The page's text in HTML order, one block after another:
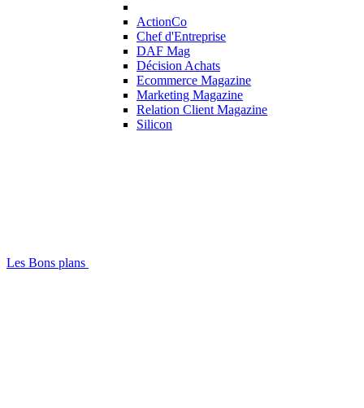
ActionCo
Chef d'Entreprise
DAF Mag
Décision Achats
Ecommerce Magazine
Marketing Magazine
Relation Client Magazine
Silicon
Les Bons plans